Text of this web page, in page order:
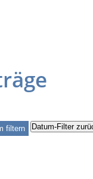
filtern Datum-Filter